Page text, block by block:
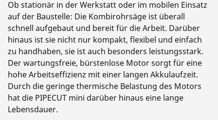
Ob stationär in der Werkstatt oder im mobilen Einsatz
auf der Baustelle: Die Kombirohrsäge ist überall
schnell aufgebaut und bereit für die Arbeit. Darüber
hinaus ist sie nicht nur kompakt, flexibel und einfach
zu handhaben, sie ist auch besonders leistungsstark.
Der wartungsfreie, bürstenlose Motor sorgt für eine
hohe Arbeitseffizienz mit einer langen Akkulaufzeit.
Durch die geringe thermische Belastung des Motors
hat die PIPECUT mini darüber hinaus eine lange
Lebensdauer.